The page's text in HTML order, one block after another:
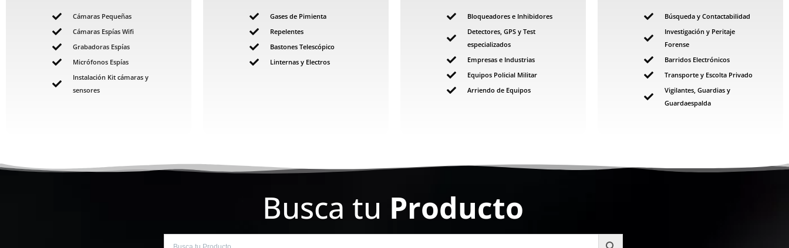
Cámaras Pequeñas
Cámaras Espías Wifi
Grabadoras Espías
Micrófonos Espías
Instalación Kit cámaras y
sensores
Gases de Pimienta
Repelentes
Bastones Telescópico
Linternas y Electros
Bloqueadores e Inhibidores
Detectores, GPS y Test
especializados
Empresas e Industrias
Equipos Policial Militar
Arriendo de Equipos
Búsqueda y Contactabilidad
Investigación y Peritaje
Forense
Barridos Electrónicos
Transporte y Escolta Privado
Vigilantes, Guardias y
Guardaespalda
Busca tu Producto